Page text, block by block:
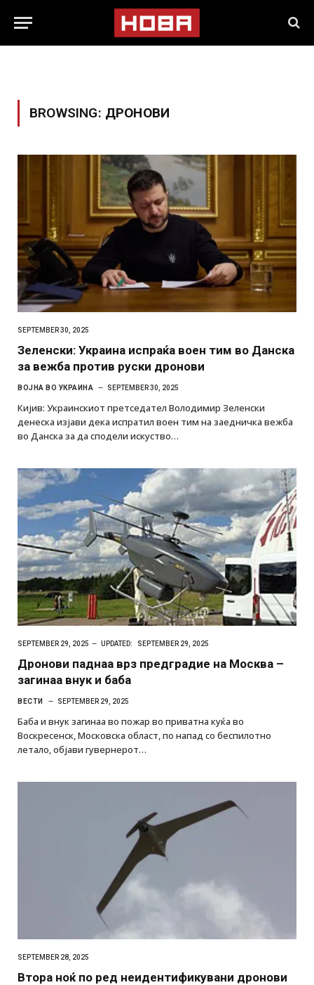
BROWSING: ДРОНОВИ
SEPTEMBER 30, 2025
Зеленски: Украина испраќа воен тим во Данска
за вежба против руски дронови
ВОЈНА ВО УКРАИНА SEPTEMBER 30, 2025
Кијив: Украинскиот претседател Володимир Зеленски
денеска изјави дека испратил воен тим на заедничка вежба
во Данска за да сподели искуство…
SEPTEMBER 29, 2025 UPDATED: SEPTEMBER 29, 2025
Дронови паднаа врз предградие на Москва –
загинаа внук и баба
ВЕСТИ SEPTEMBER 29, 2025
Баба и внук загинаа во пожар во приватна куќа во
Воскресенск, Московска област, по напад со беспилотно
летало, објави гувернерот…
SEPTEMBER 28, 2025
Втора ноќ по ред неидентификувани дронови